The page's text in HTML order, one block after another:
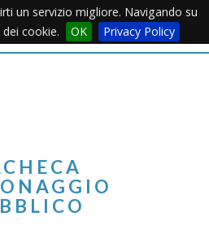
un servizio migliore. Navigando su
cookie.
OK Privacy PolicyMenu